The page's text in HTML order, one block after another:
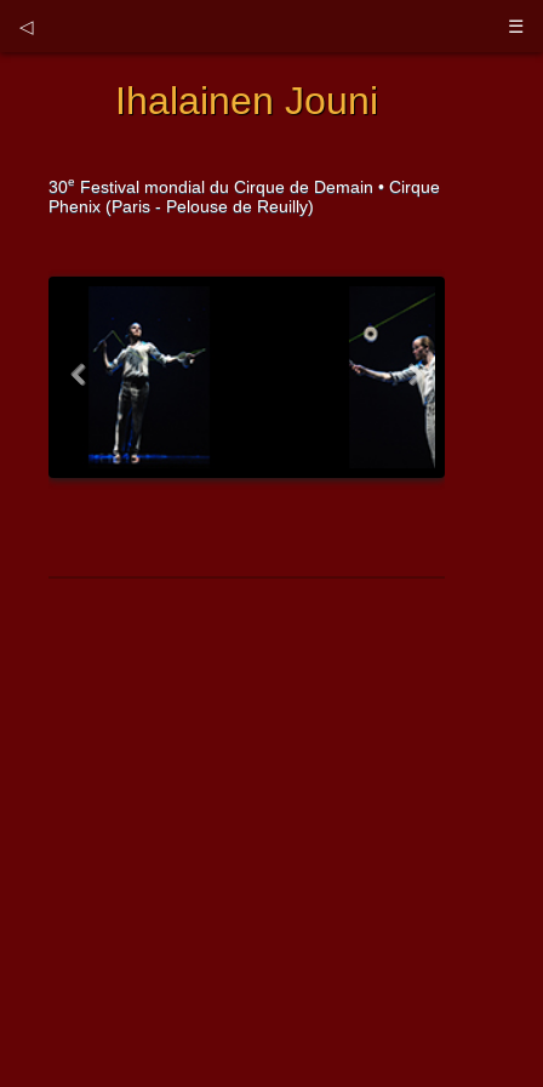
◁ ☰
Ihalainen Jouni
30e Festival mondial du Cirque de Demain • Cirque
Phenix (Paris - Pelouse de Reuilly)
Previous Next